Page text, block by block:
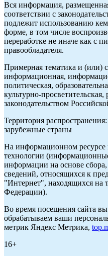
Вся информация,
соответствии с
подлежит использованию
форме, в том числе
переработке не иначе как с
правообладателя.
Примерная тематика и (или)
информационная,
политическая,
культурно-
законодательством
Территория
зарубежные страны
На информационном ресурсе
технологии
информации на основе
сведений, относящихся к
"Интернет", находящихся на
Федерации).
Во время посещения сайта
обрабатываем ваши
метрик Яндекс Метрика,
16+